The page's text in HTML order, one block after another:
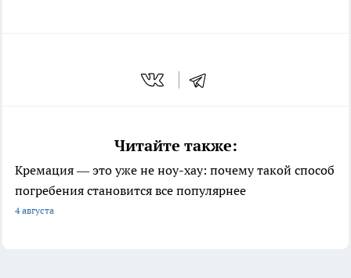
Читайте также:
Кремация — это уже не ноу-хау: почему такой способ
погребения становится все популярнее
4 августа